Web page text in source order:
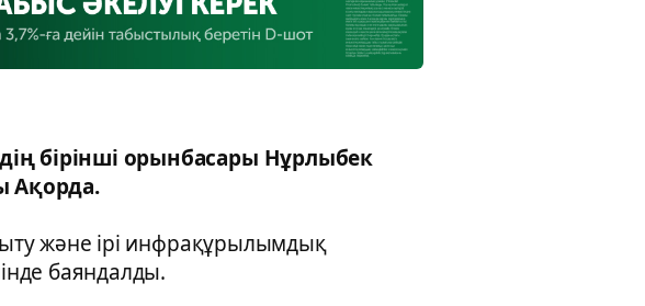
бірінші орынбасары Нұрлыбек
Ақорда.
және ірі инфрақұрылымдық
баяндалды.